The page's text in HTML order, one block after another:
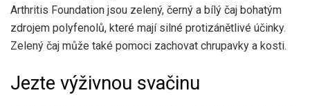
Arthritis Foundation jsou zelený, černý a bílý čaj bohatým
zdrojem polyfenolů, které mají silné protizánětlivé účinky.
Zelený čaj může také pomoci zachovat chrupavky a kosti.
Jezte výživnou svačinu